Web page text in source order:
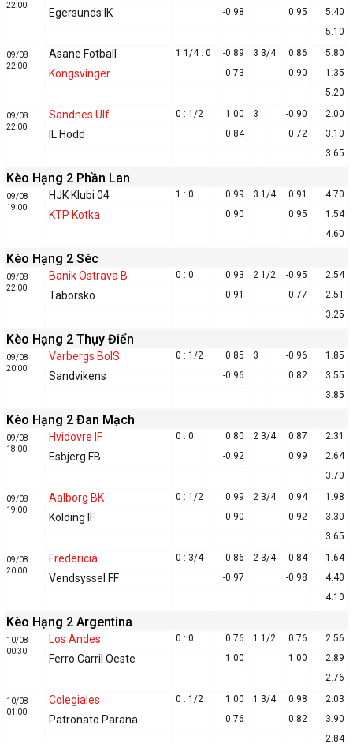
22:00
Egersunds IK
-0.98
0.95
5.40
5.10
09/08
22:00
Asane Fotball
Kongsvinger
1 1/4 : 0
-0.89
0.73
3 3/4
0.86
0.90
5.80
1.35
5.20
09/08
22:00
Sandnes Ulf
IL Hodd
0 : 1/2
1.00
0.84
3
-0.90
0.72
2.00
3.10
3.65
Kèo Hạng 2 Phần Lan
09/08
19:00
HJK Klubi 04
KTP Kotka
1 : 0
0.99
0.90
3 1/4
0.91
0.95
4.70
1.54
4.60
Kèo Hạng 2 Séc
09/08
22:00
Banik Ostrava B
Taborsko
0 : 0
0.93
0.91
2 1/2
-0.95
0.77
2.54
2.51
3.25
Kèo Hạng 2 Thụy Điển
09/08
20:00
Varbergs BoIS
Sandvikens
0 : 1/2
0.85
-0.96
3
-0.96
0.82
1.85
3.55
3.85
Kèo Hạng 2 Đan Mạch
09/08
18:00
Hvidovre IF
Esbjerg FB
0 : 0
0.80
-0.92
2 3/4
0.87
0.99
2.31
2.64
3.70
09/08
19:00
Aalborg BK
Kolding IF
0 : 1/2
0.99
0.90
2 3/4
0.94
0.92
1.98
3.30
3.65
09/08
20:00
Fredericia
Vendsyssel FF
0 : 3/4
0.86
-0.97
2 3/4
0.84
-0.98
1.64
4.40
4.10
Kèo Hạng 2 Argentina
10/08
00:30
Los Andes
Ferro Carril Oeste
0 : 0
0.76
1.00
1 1/2
0.76
1.00
2.56
2.89
2.76
10/08
01:00
Colegiales
Patronato Parana
0 : 1/2
1.00
0.76
1 3/4
0.98
0.82
2.03
3.90
2.84